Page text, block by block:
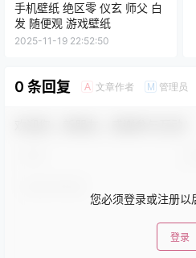
手机壁纸 绝区零 仪玄 师父 白
发 随便观 游戏壁纸
2025-11-19 22:52:50
0 条回复 A 文章作者 M 管理员
您必须登录或注册以
登录